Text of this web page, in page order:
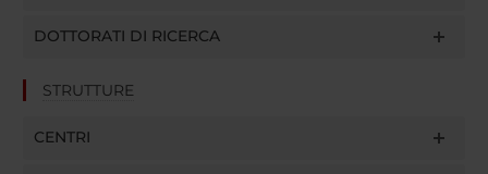
DOTTORATI DI RICERCA
STRUTTURE
CENTRI